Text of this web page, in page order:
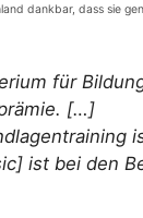
dankbar, dass sie
für
[…]
ist bei den